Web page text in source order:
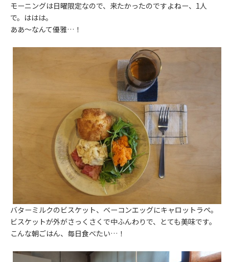
モーニングは日曜限定なので、来たかったのですよねー、1人
で。ははは。
ああ〜なんて優雅…！
バターミルクのビスケット、ベーコンエッグにキャロットラペ。
ビスケットが外がさっくさくで中ふんわりで、とても美味です。
こんな朝ごはん、毎日食べたい…！